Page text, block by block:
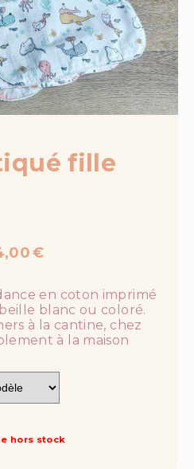
fille
€
en coton imprimé
blanc ou coloré.
à la cantine, chez
à la maison
hors stock